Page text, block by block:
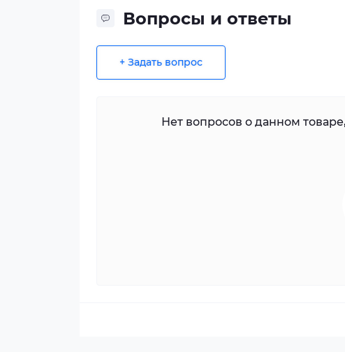
Вопросы и ответы
+ Задать вопрос
Нет вопросов о данном